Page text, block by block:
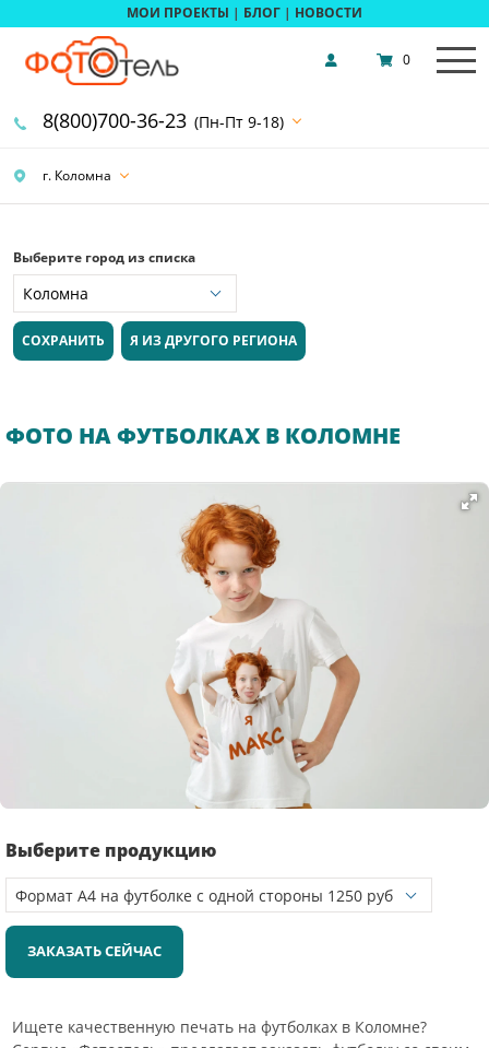
МОИ ПРОЕКТЫ | БЛОГ | НОВОСТИ
г. Коломна
8(800)700-36-23 (Пн-Пт 9-18)
0
Выберите город из списка
СОХРАНИТЬ Я ИЗ ДРУГОГО РЕГИОНА
ФОТО НА ФУТБОЛКАХ В КОЛОМНЕ
Выберите продукцию
ЗАКАЗАТЬ СЕЙЧАС
Ищете качественную печать на футболках в Коломне?